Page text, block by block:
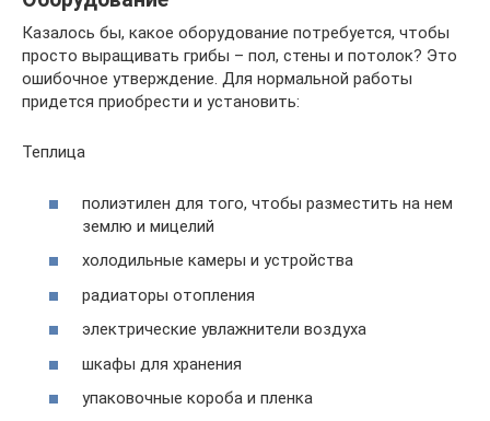
Казалось бы, какое оборудование потребуется, чтобы
просто выращивать грибы – пол, стены и потолок? Это
ошибочное утверждение. Для нормальной работы
придется приобрести и установить:
Теплица
полиэтилен для того, чтобы разместить на нем
землю и мицелий
холодильные камеры и устройства
радиаторы отопления
электрические увлажнители воздуха
шкафы для хранения
упаковочные короба и пленка